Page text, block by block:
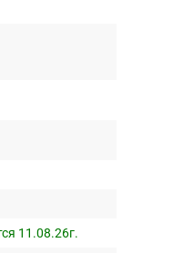
11.08.26г.